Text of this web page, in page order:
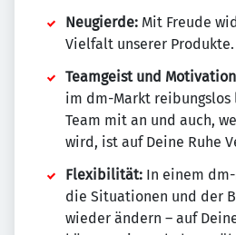
Neugierde: Mit Freude
Vielfalt unserer Produkte.
Teamgeist und
im dm-Markt reibungslos
Team mit an und auch,
wird, ist auf Deine Ruhe
Flexibilität: In einem
die Situationen und der
wieder ändern – auf